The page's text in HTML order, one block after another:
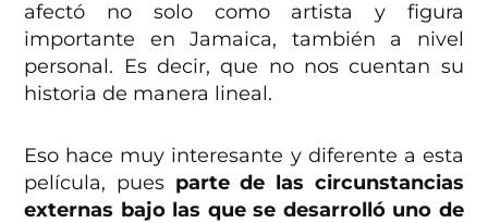
afectó no solo como artista y figura
importante en Jamaica, también a nivel
personal. Es decir, que no nos cuentan su
historia de manera lineal.
Eso hace muy interesante y diferente a esta
película, pues parte de las circunstancias
externas bajo las que se desarrolló uno de